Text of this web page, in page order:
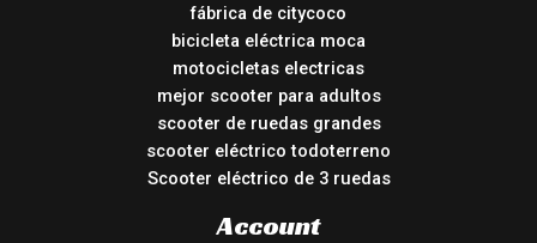
fábrica de citycoco
bicicleta eléctrica moca
motocicletas electricas
mejor scooter para adultos
scooter de ruedas grandes
scooter eléctrico todoterreno
Scooter eléctrico de 3 ruedas
Account